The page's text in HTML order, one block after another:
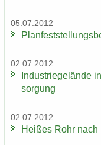
05.07.2012
02.07.2012
In­dus­trie­ge­län­de
sor­gung
02.07.2012
Hei­ßes Rohr